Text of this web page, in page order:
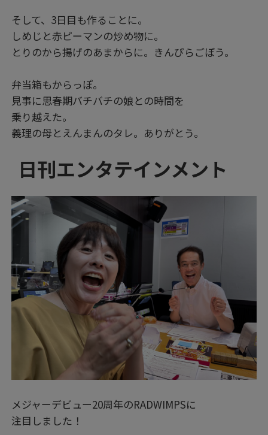
そして、3日目も作ることに。
しめじと赤ピーマンの炒め物に。
とりのから揚げのあまからに。きんぴらごぼう。
弁当箱もからっぽ。
見事に思春期バチバチの娘との時間を
乗り越えた。
義理の母とえんまんのタレ。ありがとう。
日刊エンタテインメント
メジャーデビュー20周年のRADWIMPSに
注目しました！